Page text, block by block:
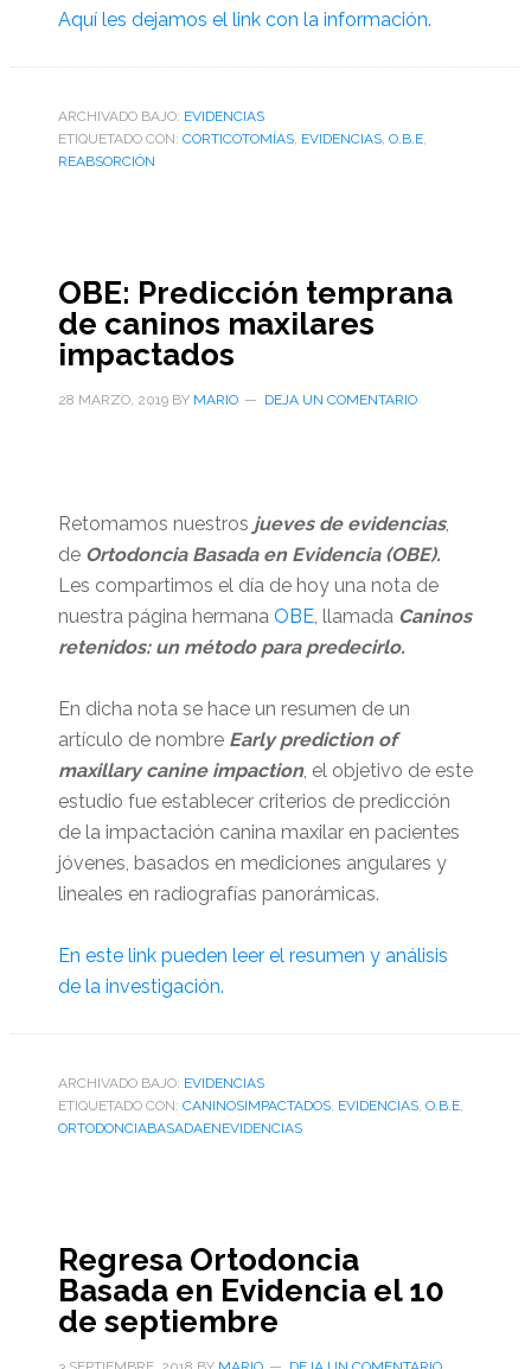
Aquí les dejamos el link con la información.
ARCHIVADO BAJO: EVIDENCIAS
ETIQUETADO CON: CORTICOTOMÍAS, EVIDENCIAS, O.B.E,
REABSORCIÓN
OBE: Predicción temprana
de caninos maxilares
impactados
28 MARZO, 2019BY MARIO DEJA UN COMENTARIO
Retomamos nuestros jueves de evidencias,
de Ortodoncia Basada en Evidencia (OBE).
Les compartimos el día de hoy una nota de
nuestra página hermana OBE, llamada Caninos
retenidos: un método para predecirlo.
En dicha nota se hace un resumen de un
artículo de nombre Early prediction of
maxillary canine impaction, el objetivo de este
estudio fue establecer criterios de predicción
de la impactación canina maxilar en pacientes
jóvenes, basados en mediciones angulares y
lineales en radiografías panorámicas.
En este link pueden leer el resumen y análisis
de la investigación.
ARCHIVADO BAJO: EVIDENCIAS
ETIQUETADO CON: CANINOSIMPACTADOS, EVIDENCIAS, O.B.E,
ORTODONCIABASADAENEVIDENCIAS
Regresa Ortodoncia
Basada en Evidencia el 10
de septiembre